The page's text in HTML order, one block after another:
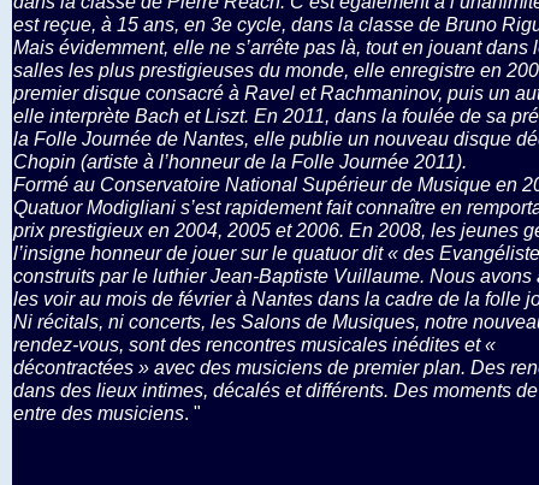
est reçue, à 15 ans, en 3e cycle, dans la classe de Bruno
Mais évidemment, elle ne s’arrête pas là, tout en jouant dans
salles les plus prestigieuses du monde, elle enregistre en
premier disque consacré à Ravel et Rachmaninov, puis un
elle interprète Bach et Liszt. En 2011, dans la foulée de sa
la Folle Journée de Nantes, elle publie un nouveau disque
Chopin (artiste à l’honneur de la Folle Journée 2011).
Formé au Conservatoire National Supérieur de Musique en
Quatuor Modigliani s’est rapidement fait connaître en
prix prestigieux en 2004, 2005 et 2006. En 2008, les jeunes
l’insigne honneur de jouer sur le quatuor dit « des
construits par le luthier Jean-Baptiste Vuillaume. Nous avons
les voir au mois de février à Nantes dans la cadre de la folle
Ni récitals, ni concerts, les Salons de Musiques, notre
rendez-vous, sont des rencontres musicales inédites et «
décontractées » avec des musiciens de premier plan. Des
dans des lieux intimes, décalés et différents. Des moments
entre des musiciens. "